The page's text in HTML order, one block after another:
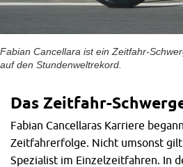
Fabian Cancellara ist ein Zeitfahr-
auf den Stundenweltrekord.
Das Zeitfahr-
Fabian Cancellaras Karriere
Zeitfahrerfolge. Nicht umsonst
Spezialist im Einzelzeitfahren. In